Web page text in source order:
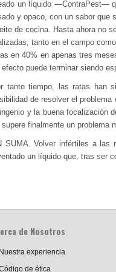
un líquido —ContraPest—
y opaco, con un sabor que
de cocina. Hasta ahora no
tanto en el campo
en 40% en apenas tres
puede terminar siendo
tanto tiempo, las ratas han
de resolver el
y la buena focalización
finalmente un problema
SUMA. Volver infértiles a las
un líquido que, tras ser
de Nosotros
Nuestra experiencia
de ética